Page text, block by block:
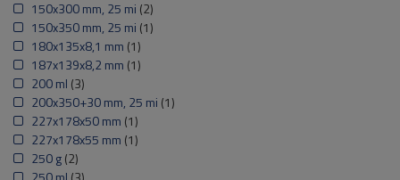
150x300 mm, 25 mi (2)
150x350 mm, 25 mi (1)
180x135x8,1 mm (1)
187x139x8,2 mm (1)
200 ml (3)
200x350+30 mm, 25 mi (1)
227x178x50 mm (1)
227x178x55 mm (1)
250 g (2)